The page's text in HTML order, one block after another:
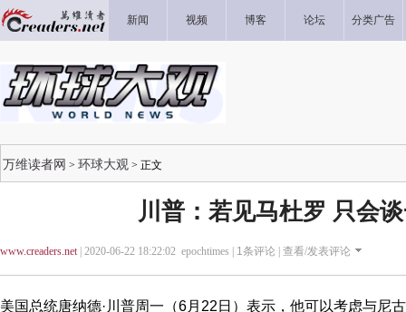
新闻 视频 博客 论坛 分类广告
万维读者网 > 环球大观 > 正文
川普：若见马杜罗 只会
www.creaders.net| 2020-06-22 18:22:02 epochtimes | 1条评论 | 查看/发表评论
美国总统唐纳德·川普周一（6月22日）表示，他可以考虑与尼